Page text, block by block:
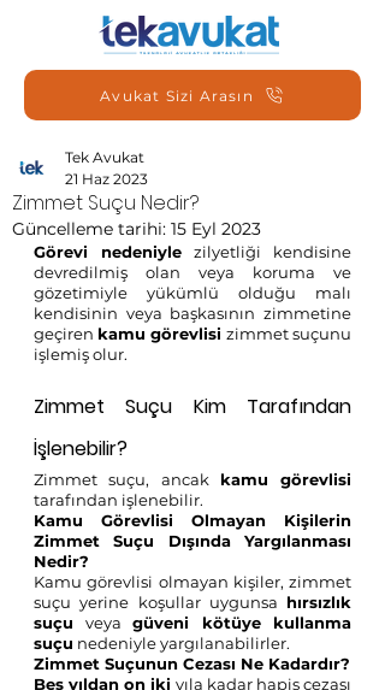
Avukat Sizi Arasın
Zimmet Suçu Nedir?
Tek Avukat
21 Haz 2023
Güncelleme tarihi: 15 Eyl 2023
Görevi nedeniyle zilyetliği kendisine
devredilmiş olan veya koruma ve
gözetimiyle yükümlü olduğu malı
kendisinin veya başkasının zimmetine
geçiren kamu görevlisi zimmet suçunu
işlemiş olur.
Zimmet Suçu Kim Tarafından
İşlenebilir?
Zimmet suçu, ancak kamu görevlisi
tarafından işlenebilir.
Kamu Görevlisi Olmayan Kişilerin
Zimmet Suçu Dışında Yargılanması
Nedir?
Kamu görevlisi olmayan kişiler, zimmet
suçu yerine koşullar uygunsa hırsızlık
suçu veya güveni kötüye kullanma
suçu nedeniyle yargılanabilirler.
Zimmet Suçunun Cezası Ne Kadardır?
Beş yıldan on iki yıla kadar hapis cezası